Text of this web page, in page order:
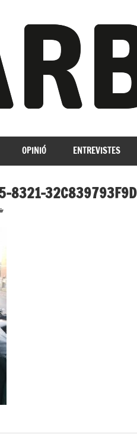
OPINIÓ ENTREVISTES
8321-32C839793F9D